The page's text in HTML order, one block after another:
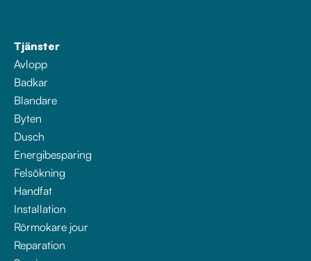
Tjänster
Avlopp
Badkar
Blandare
Byten
Dusch
Energibesparing
Felsökning
Handfat
Installation
Rörmokare jour
Reparation